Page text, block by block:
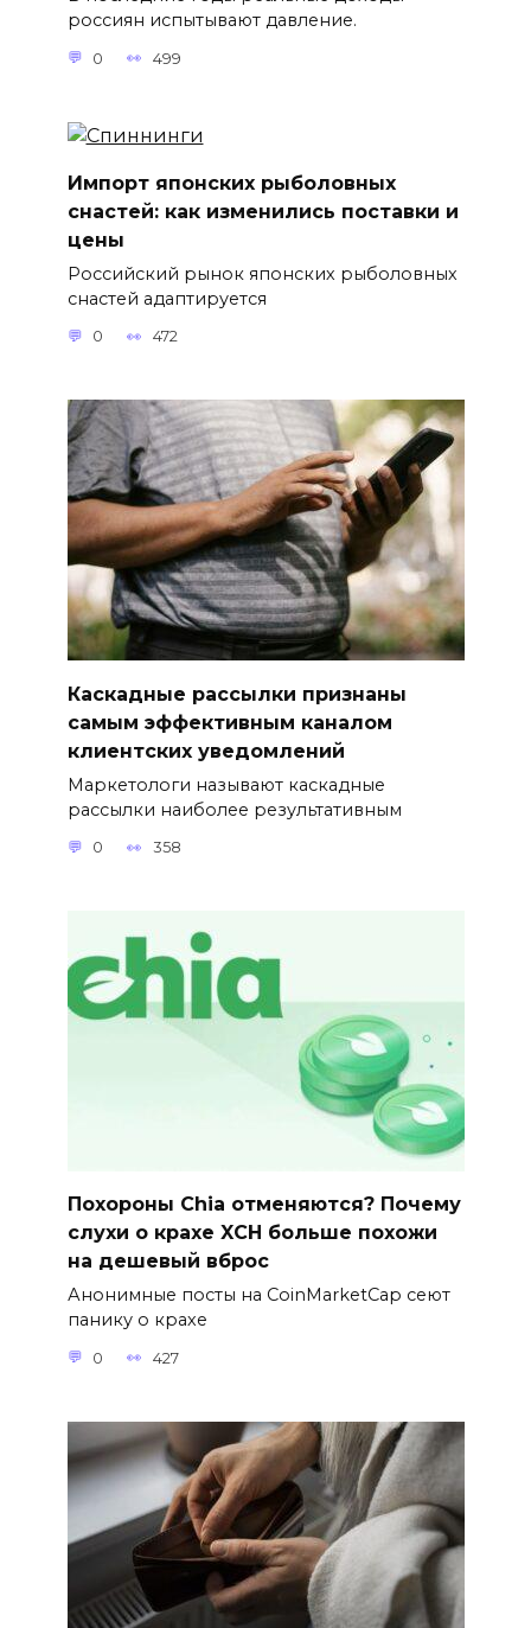
россиян испытывают давление.
0 499
Импорт японских рыболовных
снастей: как изменились поставки и
цены
Российский рынок японских рыболовных
снастей адаптируется
0 472
Каскадные рассылки признаны
самым эффективным каналом
клиентских уведомлений
Маркетологи называют каскадные
рассылки наиболее результативным
0 358
Похороны Chia отменяются? Почему
слухи о крахе XCH больше похожи
на дешевый вброс
Анонимные посты на CoinMarketCap сеют
панику о крахе
0 427